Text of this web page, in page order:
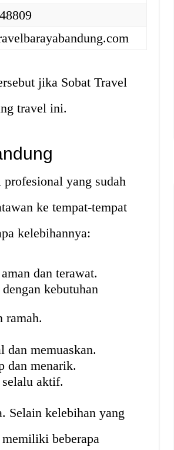
jika Sobat Travel
travel ini.
yang sudah
ke tempat-tempat
kelebihannya:
dan terawat.
kebutuhan
ramah.
dan memuaskan.
dan menarik.
aktif.
Selain kelebihan yang
beberapa